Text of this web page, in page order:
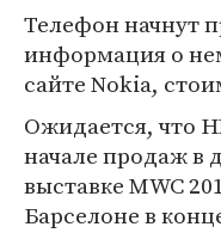
Телефон начнут
информация о
сайте Nokia,
Ожидается, что
начале продаж в
выставке MWC
Барселоне в